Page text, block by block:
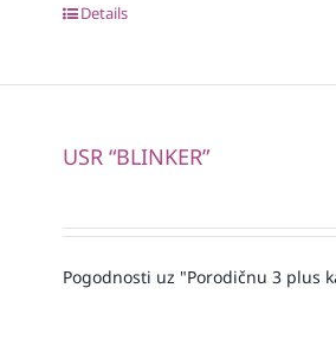
Details
USR “BLINKER”
Pogodnosti uz "Porodičnu 3 plus